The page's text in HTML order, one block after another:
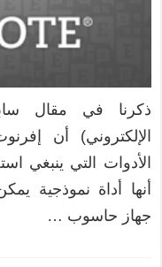
الأدوات التي ينبغي
أنها أداة نموذجية
جهاز حاسوب …